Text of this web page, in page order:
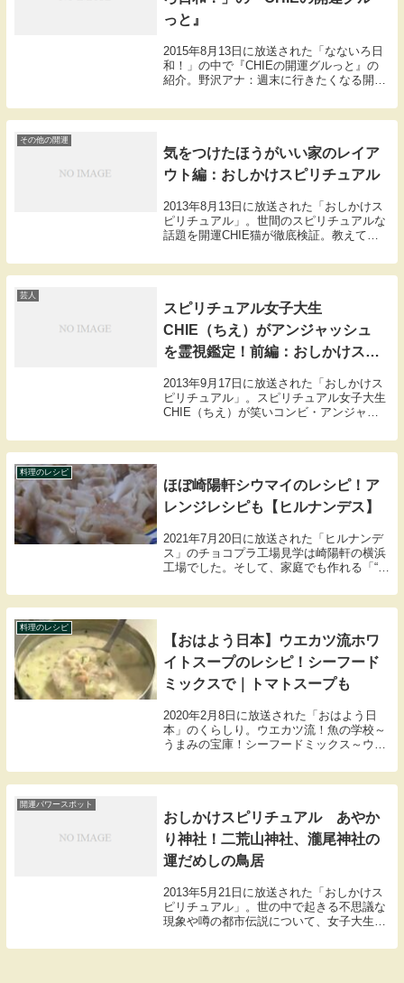
っと』
2015年8月13日に放送された「なないろ日
和！」の中で『CHIEの開運グルっと』の
紹介。野沢アナ：週末に行きたくなる開運
本日は縁結び神社で有名な川越氷川神社の
お隣にある、その名もむすびcafeをご紹...
その他の開運
気をつけたほうがいい家のレイア
ウト編：おしかけスピリチュアル
2013年8月13日に放送された「おしかけス
ピリチュアル」。世間のスピリチュアルな
話題を開運CHIE猫が徹底検証。教えて
ものでも運気を下げちゃうものってあった
りする？そこで今回は気をつけたほうがい
芸人
スピリチュアル女子大生
CHIE（ちえ）がアンジャッシュ
を霊視鑑定！前編：おしかけスピ
2013年9月17日に放送された「おしかけス
ピリチュアル」。スピリチュアル女子大生
CHIE（ちえ）が笑いコンビ・アンジャッ
迎える人気お笑いコンビ・アンジャッシュ
は、それぞれの仕事も充実し順風満帆な2
料理のレシピ
ほぼ崎陽軒シウマイのレシピ！ア
レンジレシピも【ヒルナンデス】
2021年7月20日に放送された「ヒルナンデ
ス」のチョコプラ工場見学は崎陽軒の横浜
工場でした。そして、家庭でも作れる「“ほ
ました。こちらでは“ほぼ”崎陽軒シウマイ
の材料や作り方のレシピ、崎陽軒の昔な
料理のレシピ
【おはよう日本】ウエカツ流ホワ
イトスープのレシピ！シーフード
ミックスで｜トマトスープも
2020年2月8日に放送された「おはよう日
本」のくらしり。ウエカツ流！魚の学校～
うまみの宝庫！シーフードミックス～ウエ
スを使った魚介のホワイトスープ＆トマト
スープのレシピを教えてくれました。魚介
開運パワースポット
おしかけスピリチュアル あやか
り神社！二荒山神社、瀧尾神社の
運だめしの鳥居
2013年5月21日に放送された「おしかけス
ピリチュアル」。世の中で起きる不思議な
現象や噂の都市伝説について、女子大生
ＨＩＥ袋」主婦からの質問。「自分の運気